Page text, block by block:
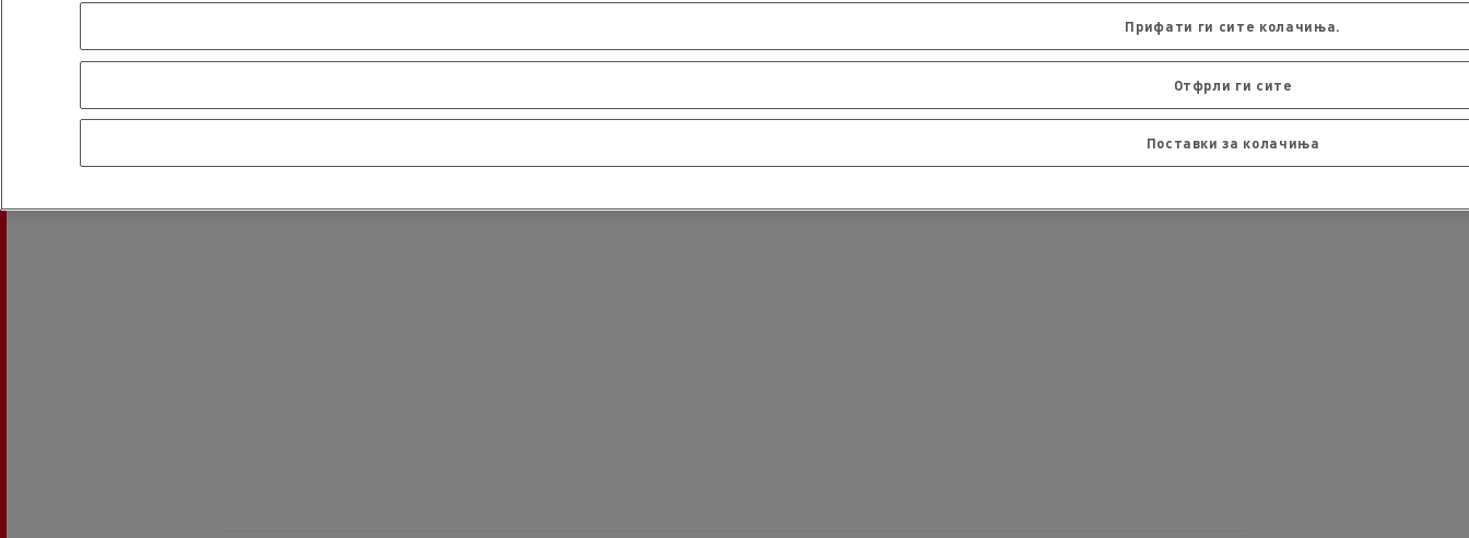
Прифати ги сите колачиња.
Отфрли ги сите
Поставки за колачиња